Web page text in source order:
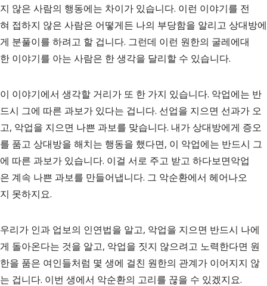
지 않은 사람의 행동에는 차이가 있습니다. 이런 이야기를 전
혀 접하지 않은 사람은 어떻게든 나의 부당함을 알리고 상대방에
게 분풀이를 하려고 할 겁니다. 그런데 이런 원한의 굴레에대
한 이야기를 아는 사람은 한 생각을 달리할 수 있습니다.
이 이야기에서 생각할 거리가 또 한 가지 있습니다. 악업에는 반
드시 그에 따른 과보가 있다는 겁니다. 선업을 지으면 선과가 오
고, 악업을 지으면 나쁜 과보를 맞습니다. 내가 상대방에게 증오
를 품고 상대방을 해치는 행동을 했다면, 이 악업에는 반드시 그
에 따른 과보가 있습니다. 이걸 서로 주고 받고 하다보면악업
은 계속 나쁜 과보를 만들어냅니다. 그 악순환에서 헤어나오
지 못하지요.
우리가 인과 업보의 인연법을 알고, 악업을 지으면 반드시 나에
게 돌아온다는 것을 알고, 악업을 짓지 않으려고 노력한다면 원
한을 품은 여인들처럼 몇 생에 걸친 원한의 관계가 이어지지 않
는 겁니다. 이번 생에서 악순환의 고리를 끊을 수 있겠지요.